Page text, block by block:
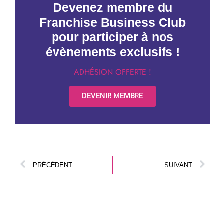
Devenez membre du
Franchise Business Club
pour participer à nos
évènements exclusifs !
ADHÉSION OFFERTE !
DEVENIR MEMBRE
PRÉCÉDENT SUIVANT